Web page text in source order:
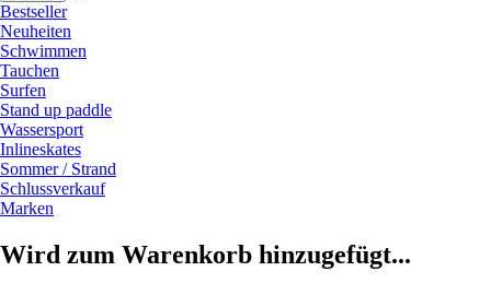
Bestseller
Neuheiten
Schwimmen
Tauchen
Surfen
Stand up paddle
Wassersport
Inlineskates
Sommer / Strand
Schlussverkauf
Marken
Wird zum Warenkorb hinzugefügt...